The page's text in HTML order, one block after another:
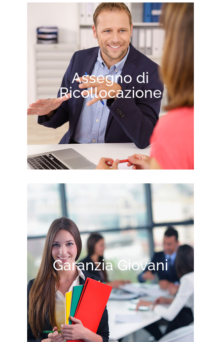
Assegno di
Ricollocazione
Garanzia Giovani